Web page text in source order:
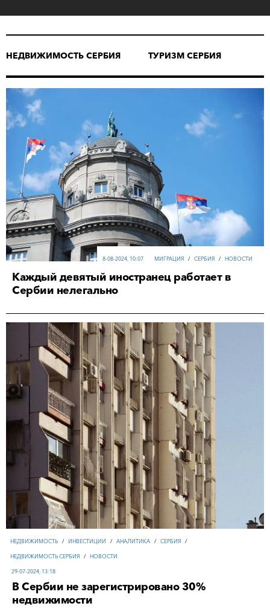
НЕДВИЖИМОСТЬ СЕРБИЯ ТУРИЗМ СЕРБИЯ
МИГРАЦИЯ / СЕРБИЯ / НОВОСТИ
8-08-2024, 10:07
Каждый девятый иностранец работает в
Сербии нелегально
НЕДВИЖИМОСТЬ / ИНВЕСТИЦИИ / АНАЛИТИКА / СЕРБИЯ /
НЕДВИЖИМОСТЬ СЕРБИЯ / НОВОСТИ
29-07-2024, 13:18
В Сербии не зарегистрировано 30%
недвижимости